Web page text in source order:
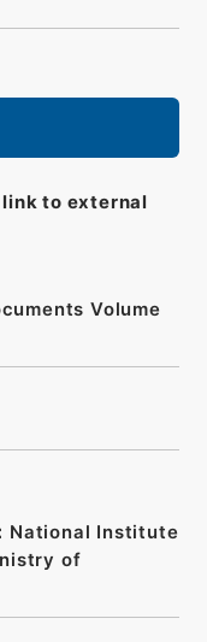
link to external
Volume
National Institute
of